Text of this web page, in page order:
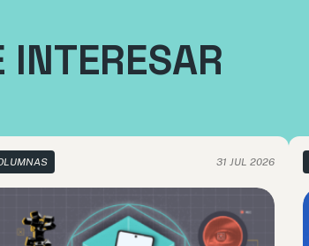
INTERESAR
31 JUL 2026